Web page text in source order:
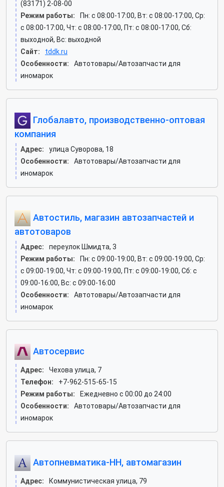
(83171) 2-08-00
Режим работы:
Пн: c 08:00-17:00, Вт: c 08:00-17:00, Ср:
c 08:00-17:00, Чт: c 08:00-17:00, Пт: c 08:00-17:00, Сб:
выходной, Вс: выходной
Сайт:
tddk.ru
Особенности:
Автотовары/Автозапчасти для
иномарок
Глобалавто, производственно-оптовая
компания
Адрес:
улица Суворова, 18
Особенности:
Автотовары/Автозапчасти для
иномарок
Автостиль, магазин автозапчастей и
автотоваров
Адрес:
переулок Шмидта, 3
Режим работы:
Пн: c 09:00-19:00, Вт: c 09:00-19:00, Ср:
c 09:00-19:00, Чт: c 09:00-19:00, Пт: c 09:00-19:00, Сб: c
09:00-16:00, Вс: c 09:00-16:00
Особенности:
Автотовары/Автозапчасти для
иномарок
Автосервис
Адрес:
Чехова улица, 7
Телефон:
+7-962-515-65-15
Режим работы:
Ежедневно с 00:00 до 24:00
Особенности:
Автотовары/Автозапчасти для
иномарок
Автопневматика-НН, автомагазин
Адрес:
Коммунистическая улица, 79